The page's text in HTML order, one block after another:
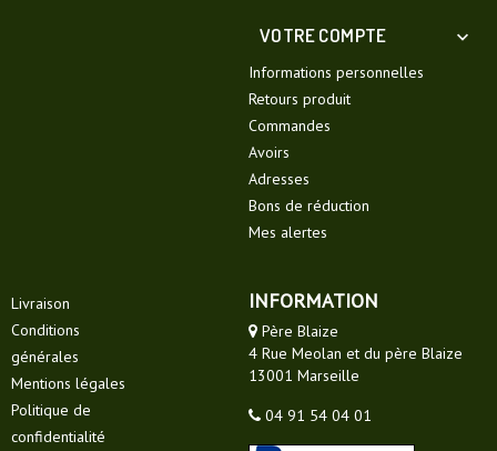
VOTRE COMPTE 
Informations personnelles
Retours produit
Commandes
Avoirs
Adresses
Bons de réduction
Mes alertes
Livraison
Conditions
générales
Mentions légales
Politique de
confidentialité
INFORMATION
Père Blaize
4 Rue Meolan et du père Blaize
13001 Marseille
04 91 54 04 01